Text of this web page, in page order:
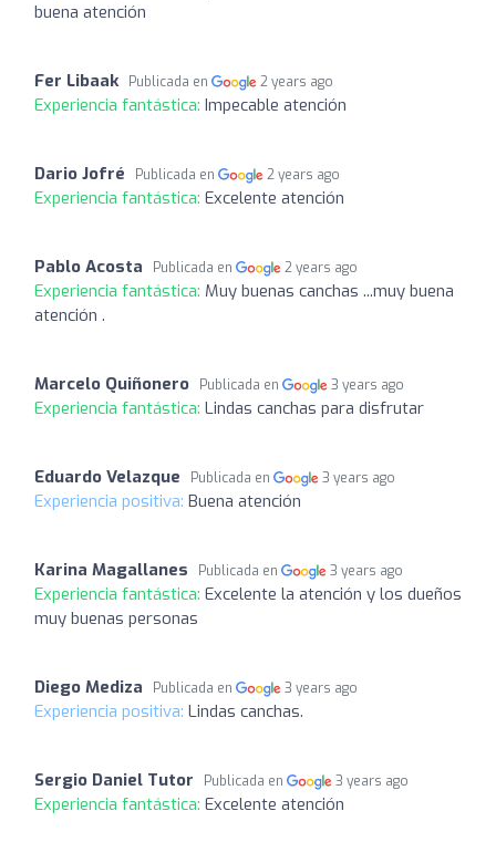
buena atención
Fer Libaak Publicada en 2 years ago
Experiencia fantástica: Impecable atención
Dario Jofré Publicada en 2 years ago
Experiencia fantástica: Excelente atención
Pablo Acosta Publicada en 2 years ago
Experiencia fantástica: Muy buenas canchas ...muy buena
atención .
Marcelo Quiñonero Publicada en 3 years ago
Experiencia fantástica: Lindas canchas para disfrutar
Eduardo Velazque Publicada en 3 years ago
Experiencia positiva: Buena atención
Karina Magallanes Publicada en 3 years ago
Experiencia fantástica: Excelente la atención y los dueños
muy buenas personas
Diego Mediza Publicada en 3 years ago
Experiencia positiva: Lindas canchas.
Sergio Daniel Tutor Publicada en 3 years ago
Experiencia fantástica: Excelente atención